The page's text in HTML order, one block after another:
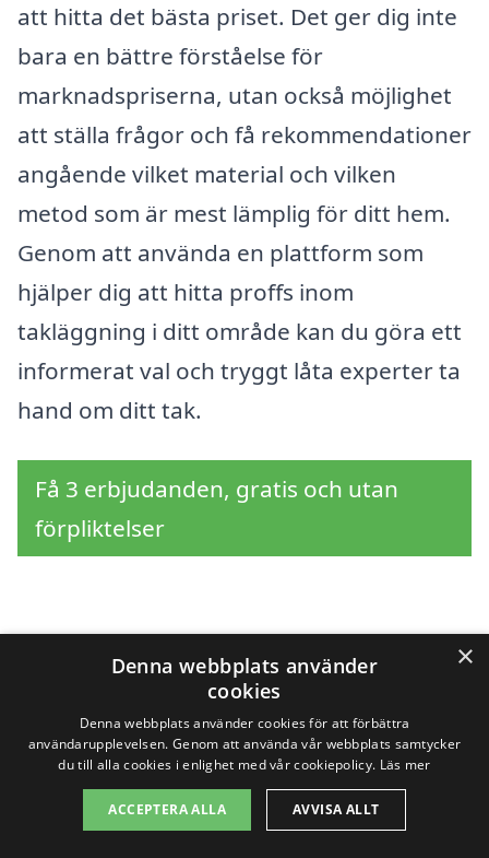
att hitta det bästa priset. Det ger dig inte
bara en bättre förståelse för
marknadspriserna, utan också möjlighet
att ställa frågor och få rekommendationer
angående vilket material och vilken
metod som är mest lämplig för ditt hem.
Genom att använda en plattform som
hjälper dig att hitta proffs inom
takläggning i ditt område kan du göra ett
informerat val och tryggt låta experter ta
hand om ditt tak.
Få 3 erbjudanden, gratis och utan
förpliktelser
Sök efter en
professionell för
takläggning i andra
städer nära Vankiva
×
Denna webbplats använder
cookies
Denna webbplats använder cookies för att förbättra
användarupplevelsen. Genom att använda vår webbplats samtycker
du till alla cookies i enlighet med vår cookiepolicy. Läs mer
ACCEPTERA ALLA AVVISA ALLT